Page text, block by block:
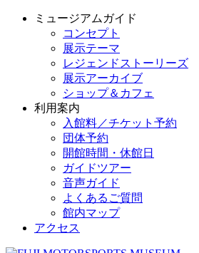
ミュージアムガイド
コンセプト
展示テーマ
レジェンドストーリーズ
展示アーカイブ
ショップ＆カフェ
利用案内
入館料／チケット予約
団体予約
開館時間・休館日
ガイドツアー
音声ガイド
よくあるご質問
館内マップ
アクセス